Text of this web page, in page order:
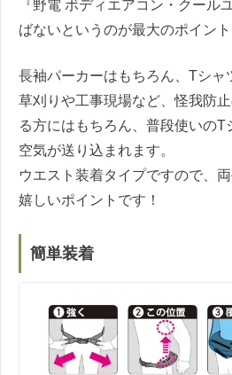
『野電 ボディエアコン・クール
ばないというのが最大のポイント
長袖パーカーはもちろん、Tシャ
草刈りや工事現場など、怪我防
る方にはもちろん、普段使いのT
空気が送り込まれます。
ウエスト装着タイプですので、
嬉しいポイントです！
簡単装着